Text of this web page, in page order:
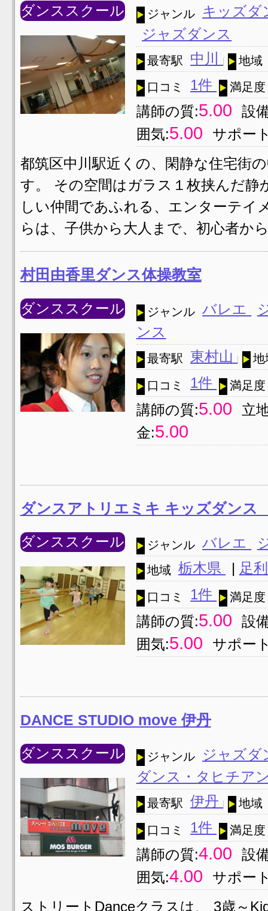
ダンススクール ジャンル
キッズ
ジャズダンス
最寄駅 中川 地域
口コミ 1件 満足度
講師の質:5.00
設
囲気:5.00
サポー
都筑区中川駅近くの、閑静な住宅街
す。 その空間はガラス１枚挟んだ
しい仲間であふれる、エンターテイ
らは、子供から大人まで、初心者か
村田由香里ダンス体操教室
ダンススクール ジャンル バレエ
ンス
最寄駅 東村山 地
口コミ 1件 満足度
講師の質:5.00
立
金:5.00
ダンスアトリエミキ キッズダン
ダンススクール ジャンル バレエ
地域 栃木県 | 足
口コミ 1件 満足度
講師の質:5.00
設
囲気:5.00 サポー
DANCE STUDIO move 伊丹
ダンススクール ジャンル
ジャズ
ダンス・タヒチア
最寄駅 伊丹 地域
口コミ 1件 満足度
講師の質:4.00
設
囲気:4.00
サポー
ストリートDanceクラスは、 3歳～